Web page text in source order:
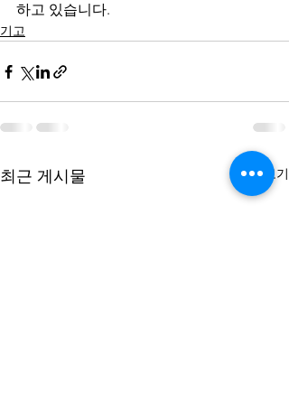
하고 있습니다.
기고
최근 게시물 전체 보기